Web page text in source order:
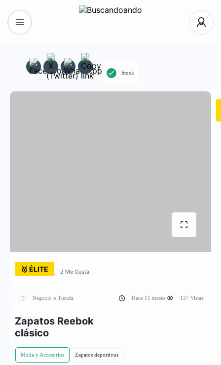
Stock
🥇 ÉLITE 2 Me Gusta
Negocio o Tienda Hace 11 meses 137 Vistas
Zapatos Reebok
clásico
Moda y Accesorios Zapatos deportivos